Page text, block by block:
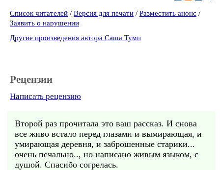
Список читателей / Версия для печати / Разместить анонс /
Заявить о нарушении
Другие произведения автора Саша Тумп
Рецензии
Написать рецензию
Второй раз прочитала это ваш рассказ. И снова
все живо встало перед глазами и вымирающая, и
умирающая деревня, и заброшенные старики...
очень печально.., но написано живым языком, с
душой. Спасибо согрелась.